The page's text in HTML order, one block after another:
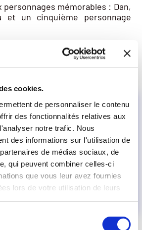
cookies.
de personnaliser le contenu
des fonctionnalités relatives aux
notre trafic. Nous
des informations sur l'utilisation de
de médias sociaux, de
qui peuvent combiner celles-ci
que vous leur avez fournies
lors de votre utilisation de leurs
personnages mémorables : Dan,
et un cinquième personnage
est accompagné d’un battle
d’un titre spécial et de son
défaut (couleurs 3 à 10).